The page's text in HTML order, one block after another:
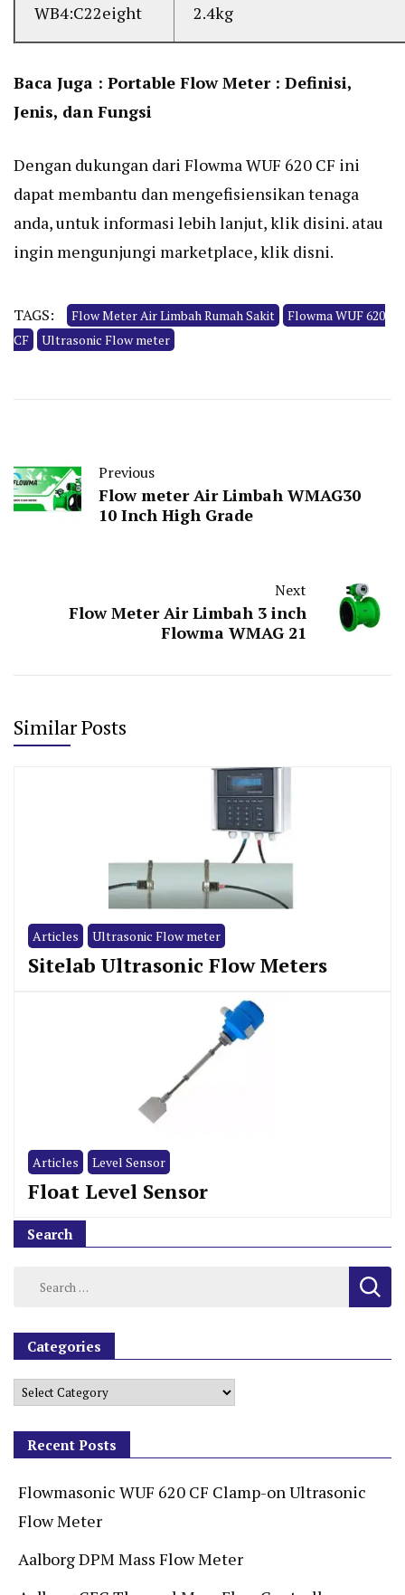
WB4:C22eight 2.4kg
Baca Juga : Portable Flow Meter : Definisi,
Jenis, dan Fungsi
Dengan dukungan dari Flowma WUF 620 CF ini
dapat membantu dan mengefisiensikan tenaga
anda, untuk informasi lebih lanjut,klik disini. atau
ingin mengunjungi marketplace,klik disni.
TAGS: Flow Meter Air Limbah Rumah Sakit
Flowma WUF 620
CF
Ultrasonic Flow meter
Previous
Flow meter Air Limbah WMAG30
10 Inch High Grade
Next
Flow Meter Air Limbah 3 inch
Flowma WMAG 21
Similar Posts
Articles Ultrasonic Flow meter
Sitelab Ultrasonic Flow Meters
Articles Level Sensor
Float Level Sensor
Search
Categories
Recent Posts
Flowmasonic WUF 620 CF Clamp-on Ultrasonic
Flow Meter
Aalborg DPM Mass Flow Meter